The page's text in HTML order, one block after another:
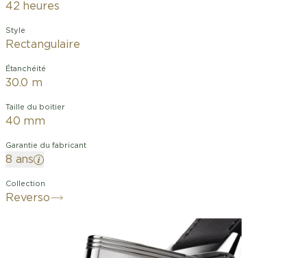
42 heures
Style
Rectangulaire
Étanchéité
30.0 m
Taille du boitier
40 mm
Garantie du fabricant
8 ans
Collection
Reverso
Seconds offre une élégance discrète
pour un porté quotidien. Le cadran